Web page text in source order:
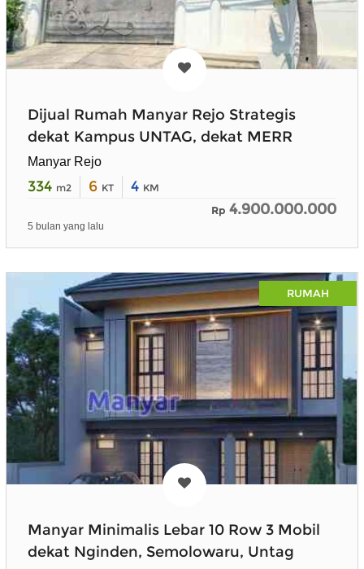
Dijual Rumah Manyar Rejo Strategis
dekat Kampus UNTAG, dekat MERR
Manyar Rejo
334 m2 6 KT 4 KM
Rp 4.900.000.000
5 bulan yang lalu
RUMAH
Manyar Minimalis Lebar 10 Row 3 Mobil
dekat Nginden, Semolowaru, Untag